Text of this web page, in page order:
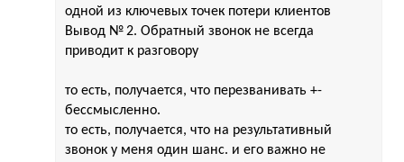
одной из ключевых точек потери клиентов
Вывод № 2. Обратный звонок не всегда
приводит к разговору
то есть, получается, что перезванивать +-
бессмысленно.
то есть, получается, что на результативный
звонок у меня один шанс. и его важно не